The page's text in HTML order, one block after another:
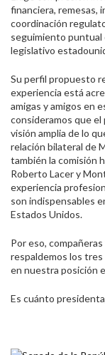
financiera, remesas,
coordinación
seguimiento
legislativo
Su perfil propuesto
experiencia está
amigas y amigos en
consideramos que
visión amplia de lo
relación bilateral de
también la comisión
Roberto Lacer y
experiencia
son indispensables
Estados Unidos.
Por eso,
respaldemos los
en nuestra posición
Es cuánto